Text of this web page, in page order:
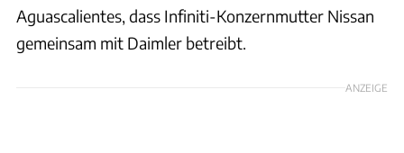
Aguascalientes, dass Infiniti-Konzernmutter Nissan
gemeinsam mit Daimler betreibt.
ANZEIGE